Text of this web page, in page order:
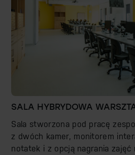
SALA HYBRYDOWA
Sala stworzona pod pracę
z dwóch kamer, monitorem
notatek i z opcją nagrania zajęć